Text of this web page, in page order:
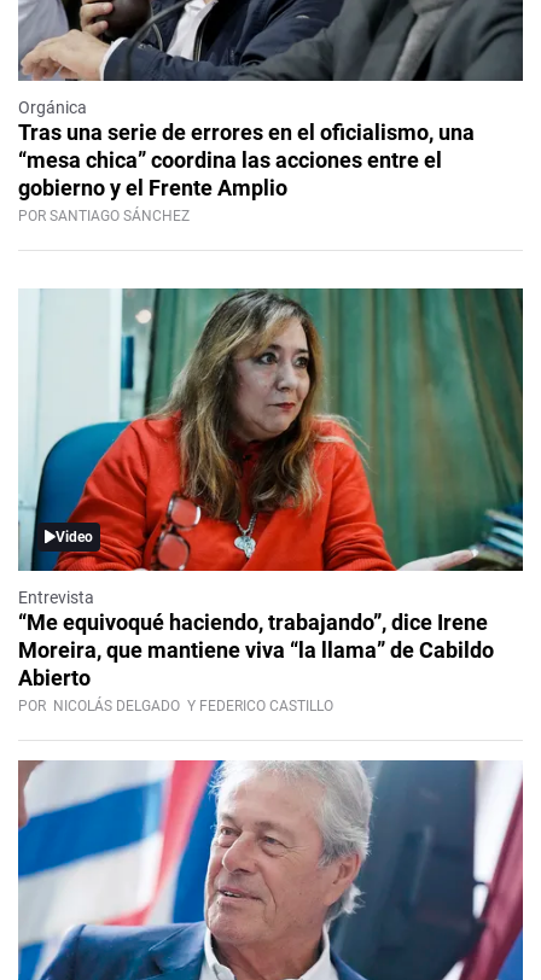
Orgánica
Tras una serie de errores en el oficialismo, una
“mesa chica” coordina las acciones entre el
gobierno y el Frente Amplio
POR SANTIAGO SÁNCHEZ
Video
Entrevista
“Me equivoqué haciendo, trabajando”, dice Irene
Moreira, que mantiene viva “la llama” de Cabildo
Abierto
POR NICOLÁS DELGADO Y FEDERICO CASTILLO